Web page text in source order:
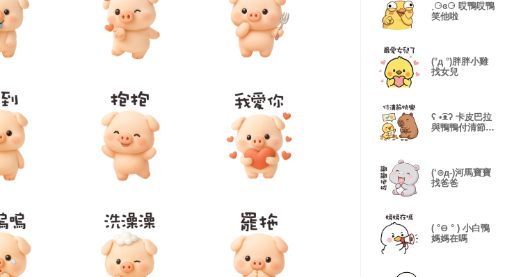
˳⚆ɞ⚆ 哎鴨哎鴨
笑他啦
(°д °)胖胖小雞
找女兒
ʕ •͡ᴥʔ 卡皮巴拉
與鴨鴨付清節快
(‘⊙д-)河馬寶寶
找爸爸
( °⊖ ° ) 小白鴨
媽媽在嗎